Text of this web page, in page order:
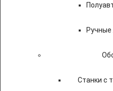
Ручные
Станки с